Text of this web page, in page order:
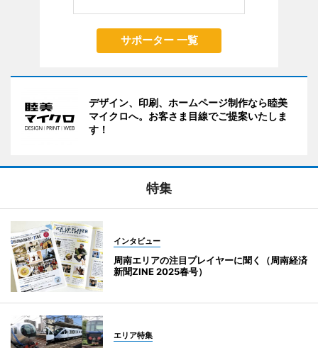
サポーター 一覧
デザイン、印刷、ホームページ制作なら睦美
マイクロへ。お客さま目線でご提案いたしま
す！
特集
インタビュー
周南エリアの注目プレイヤーに聞く（周南経済
新聞ZINE 2025春号）
エリア特集